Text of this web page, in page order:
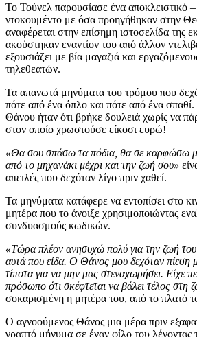
Το Τούνελ παρουσίασε ένα αποκλειστικό –
ντοκουμέντο με όσα προηγήθηκαν στην
αναφέρεται στην επίσημη ιστοσελίδα της
ακούστηκαν εναντίον του από άλλον
εξουσιάζει με βία μαγαζιά και
τηλεθεατών.
Τα απανωτά μηνύματα του τρόμου που
πότε από ένα όπλο και πότε από ένα
Θάνου ήταν ότι βρήκε δουλειά χωρίς να
στον οποίο χρωστούσε είκοσι ευρώ!
«Θα σου σπάσω τα πόδια, θα σε καρφώσω
από το μηχανάκι μέχρι και την ζωή σου»
απειλές που δεχόταν λίγο πριν χαθεί.
Τα μηνύματα κατάφερε να εντοπίσει στο
μητέρα που το άνοιξε χρησιμοποιώντας
συνδυασμούς κωδικών.
«Τώρα πλέον ανησυχώ πολύ για την ζωή
αυτά που είδα. Ο Θάνος μου δεχόταν πίεση
τίποτα για να μην μας στεναχωρήσει. Είχε
πρόσωπο ότι σκέφτεται να βάλει τέλος στη
σοκαρισμένη η μητέρα του, από το πλατό
Ο αγνοούμενος Θάνος μια μέρα πριν
γραπτό μήνυμα σε έναν φίλο του λέγοντας